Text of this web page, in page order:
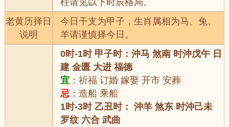
柱请见以下时辰格局。
老黄历择日
说明
今日干支为甲子，生肖属相为马、兔、
羊请谨慎择今日。
0时-1时 甲子时：沖马 煞南 时沖戊午 日
建 金匮 大进 福德
宜 ：祈福 订婚 嫁娶 开市 安葬
忌 ：造船 乘船
1时-3时 乙丑时： 沖羊 煞东 时沖己未
罗纹 六合 武曲